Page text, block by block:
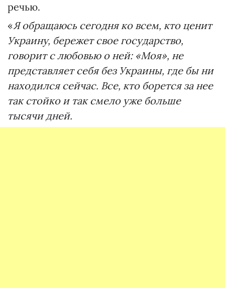
речью.
«Я обращаюсь сегодня ко всем, кто ценит
Украину, бережет свое государство,
говорит с любовью о ней: «Моя», не
представляет себя без Украины, где бы ни
находился сейчас. Все, кто борется за нее
так стойко и так смело уже больше
тысячи дней.